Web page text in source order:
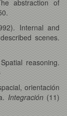
abstraction of
Internal and
scenes.
reasoning.
orientación
Integración(11)